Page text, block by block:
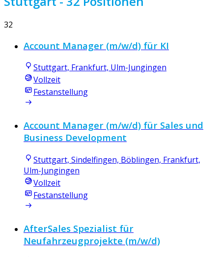
32
Account Manager (m/w/d) für KI
Stuttgart, Frankfurt, Ulm-Jungingen
Vollzeit
Festanstellung
Account Manager (m/w/d) für Sales und
Business Development
Stuttgart, Sindelfingen, Böblingen, Frankfurt,
Ulm-Jungingen
Vollzeit
Festanstellung
AfterSales Spezialist für
Neufahrzeugprojekte (m/w/d)